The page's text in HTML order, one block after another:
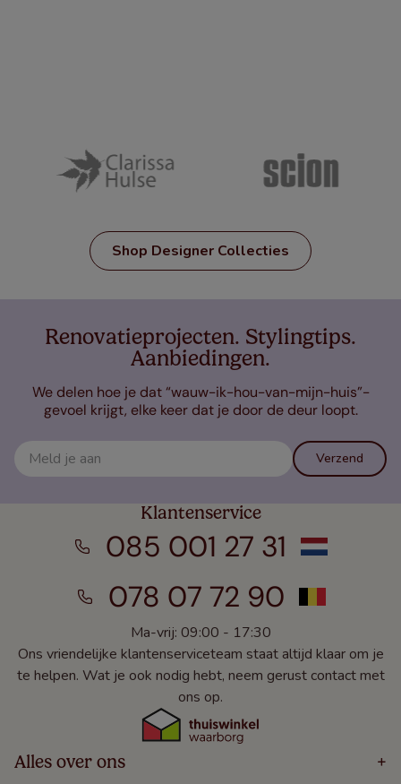
Shop Designer Collecties
Renovatieprojecten. Stylingtips.
Aanbiedingen.
We delen hoe je dat “wauw-ik-hou-van-mijn-huis”-
gevoel krijgt, elke keer dat je door de deur loopt.
Verzend
Klantenservice
085 001 27 31
078 07 72 90
Ma-vrij: 09:00 - 17:30
Ons vriendelijke klantenserviceteam staat altijd klaar om je
te helpen. Wat je ook nodig hebt, neem gerust contact met
ons op.
Alles over ons +